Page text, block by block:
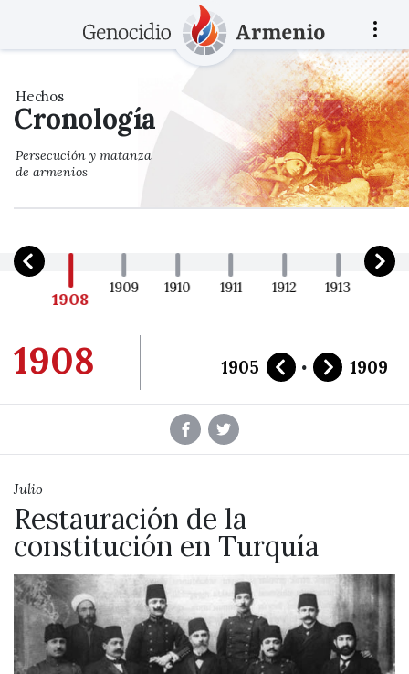
Hechos
Cronología
Persecución y matanza
de armenios
1908
1909 1910 1911 1912 1913
1908 1905 · 1909
Julio
Restauración de la
constitución en Turquía